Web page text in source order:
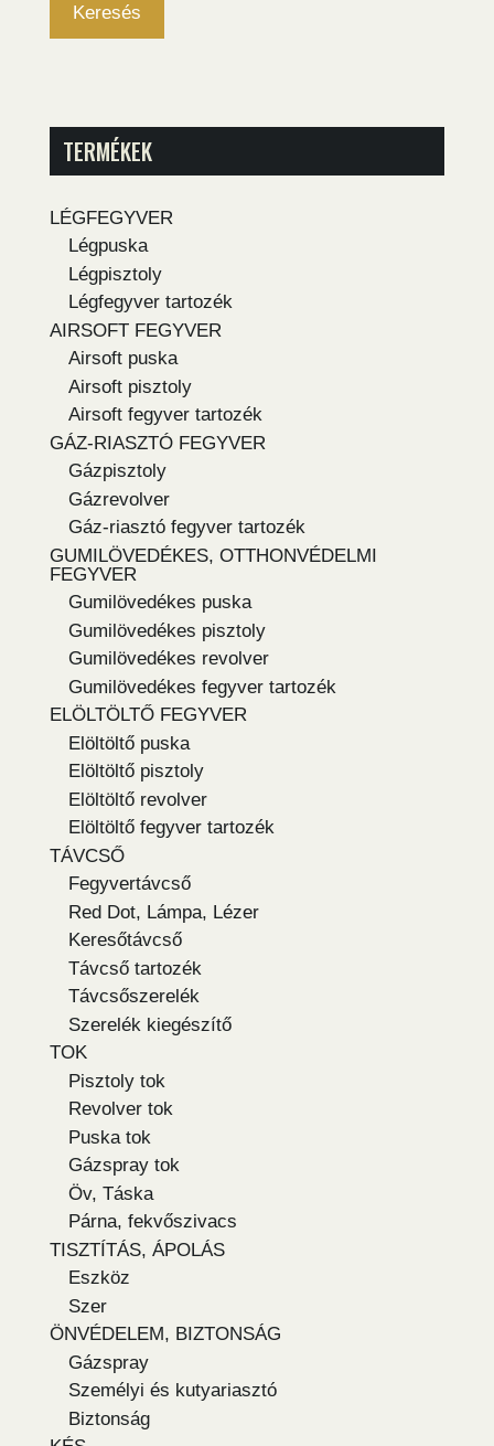
Keresés
TERMÉKEK
LÉGFEGYVER
Légpuska
Légpisztoly
Légfegyver tartozék
AIRSOFT FEGYVER
Airsoft puska
Airsoft pisztoly
Airsoft fegyver tartozék
GÁZ-RIASZTÓ FEGYVER
Gázpisztoly
Gázrevolver
Gáz-riasztó fegyver tartozék
GUMILÖVEDÉKES, OTTHONVÉDELMI
FEGYVER
Gumilövedékes puska
Gumilövedékes pisztoly
Gumilövedékes revolver
Gumilövedékes fegyver tartozék
ELÖLTÖLTŐ FEGYVER
Elöltöltő puska
Elöltöltő pisztoly
Elöltöltő revolver
Elöltöltő fegyver tartozék
TÁVCSŐ
Fegyvertávcső
Red Dot, Lámpa, Lézer
Keresőtávcső
Távcső tartozék
Távcsőszerelék
Szerelék kiegészítő
TOK
Pisztoly tok
Revolver tok
Puska tok
Gázspray tok
Öv, Táska
Párna, fekvőszivacs
TISZTÍTÁS, ÁPOLÁS
Eszköz
Szer
ÖNVÉDELEM, BIZTONSÁG
Gázspray
Személyi és kutyariasztó
Biztonság